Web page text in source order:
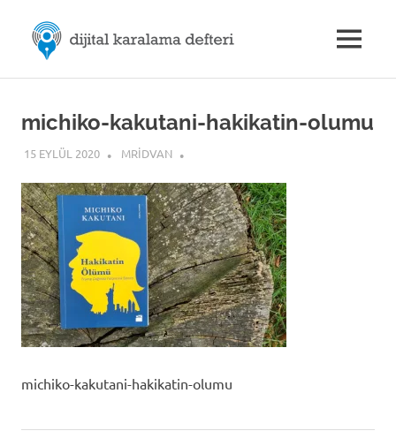
content
M.Rıdvan
ÖZDEMİR
|
İletişim
MENU
michiko-kakutani-hakikatin-olumu
15 EYLÜL 2020 MRIDVAN
michiko-kakutani-hakikatin-olumu